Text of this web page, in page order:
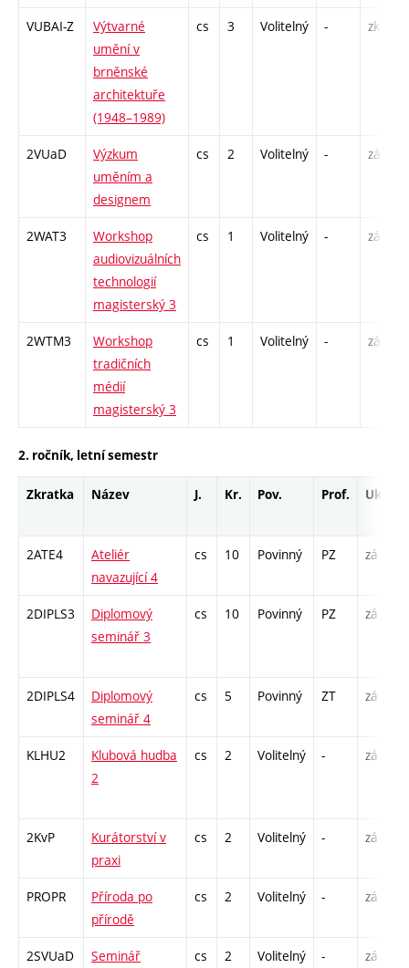
VUBAI-Z
Výtvarné
umění v
brněnské
architektuře
(1948–1989)
cs 3 Volitelný - zk
2VUaD
Výzkum
uměním a
designem
cs 2 Volitelný - zá
2WAT3
Workshop
audiovizuálních
technologií
magisterský 3
cs 1 Volitelný - zá
2WTM3
Workshop
tradičních
médií
magisterský 3
cs 1 Volitelný - zá
2. ročník, letní semestr
Zkratka Název J. Kr. Pov. Prof. Uk.
2ATE4
Ateliér
navazující 4
cs 10 Povinný PZ zá
2DIPLS3
Diplomový
seminář 3
cs 10 Povinný PZ zá
2DIPLS4
Diplomový
seminář 4
cs 5 Povinný ZT zá
KLHU2
Klubová hudba
2
cs 2 Volitelný - zá
2KvP
Kurátorství v
praxi
cs 2 Volitelný - zá
PROPR
Příroda po
přírodě
cs 2 Volitelný - zá
2SVUaD
Seminář
cs 2 Volitelný - zá